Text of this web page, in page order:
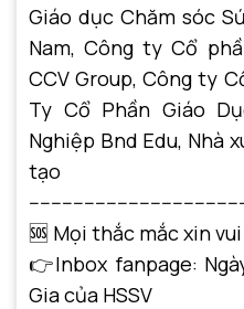
Giáo dục Chăm sóc
Nam, Công ty Cổ
CCV Group, Công ty
Ty Cổ Phần Giáo
Nghiệp Bnd Edu, Nhà
tạo
🆘 Mọi thắc mắc xin
👉Inbox fanpage:
Gia của HSSV